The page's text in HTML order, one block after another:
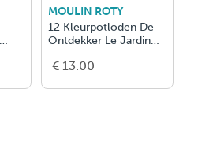
MOULIN ROTY
12 Kleurpotloden De
Ontdekker Le Jardin
€ 13.00